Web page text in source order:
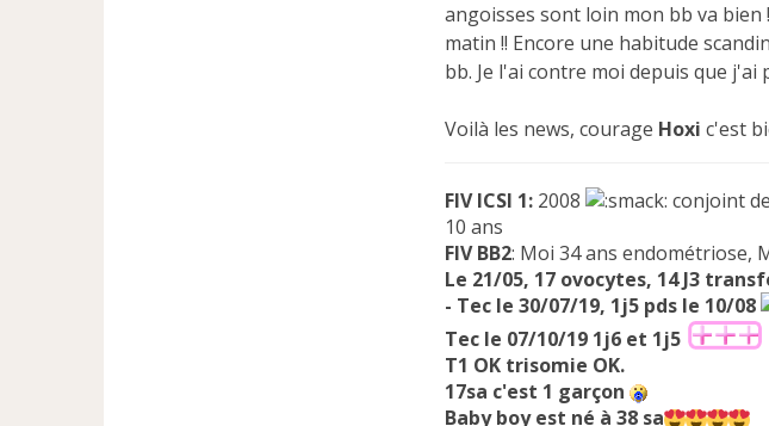
angoisses sont loin mon bb va
matin !! Encore une habitude
bb. Je l'ai contre moi depuis que
Voilà les news, courage Hoxi c'est
FIV ICSI 1: 2008
conjoint
10 ans
FIV BB2: Moi 34 ans endométriose,
Le 21/05, 17 ovocytes, 14 J3
- Tec le 30/07/19, 1j5 pds le 10/08
Tec le 07/10/19 1j6 et 1j5
T1 OK trisomie OK.
17sa c'est 1 garçon
Baby boy est né à 38 sa